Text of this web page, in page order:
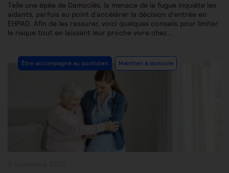
Telle une épée de Damoclès, la menace de la fugue inquiète les
aidants, parfois au point d'accélérer la décision d'entrée en
EHPAD. Afin de les rassurer, voici quelques conseils pour limiter
le risque tout en laissant leur proche vivre chez…
Post
Category:
Être accompagné au quotidien Maintien à domicile